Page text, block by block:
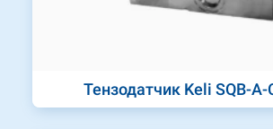
Тензодатчик Keli SQB-A-